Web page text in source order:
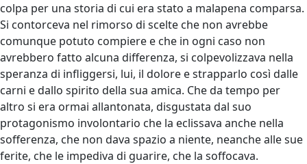
colpa per una storia di cui era stato a malapena comparsa.
Si contorceva nel rimorso di scelte che non avrebbe
comunque potuto compiere e che in ogni caso non
avrebbero fatto alcuna differenza, si colpevolizzava nella
speranza di infliggersi, lui, il dolore e strapparlo così dalle
carni e dallo spirito della sua amica. Che da tempo per
altro si era ormai allantonata, disgustata dal suo
protagonismo involontario che la eclissava anche nella
sofferenza, che non dava spazio a niente, neanche alle sue
ferite, che le impediva di guarire, che la soffocava.